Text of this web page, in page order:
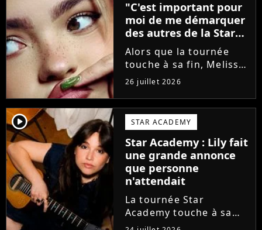
Leur...
"C'est important pour
moi de me démarquer
des autres de la Star
Academy"
Alors que la tournée
touche à sa fin, Melissa
se confie en interview
sur Volum sur la
création de son EP tout
va bien (j'crois), son
envie de gommer
l'étiquette Star
Academy, le jeu...
26 juillet 2026
player2 STAR ACADEMY
Star Academy : Lily fait
une grande annonce
que personne
n'attendait
La tournée Star
Academy touche à sa
fin. Et bonne nouvelle :